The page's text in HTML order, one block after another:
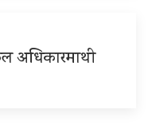
अधिकारमाथी